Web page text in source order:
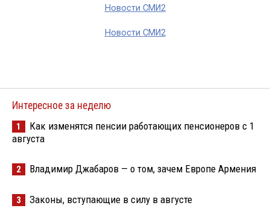
Новости СМИ2
Новости СМИ2
Интересное за неделю
1
Как изменятся пенсии работающих пенсионеров с 1
августа
2 Владимир Джабаров — о том, зачем Европе Армения
3 Законы, вступающие в силу в августе